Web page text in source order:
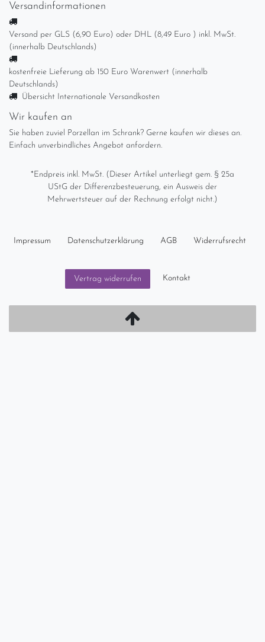
Versandinformationen
Versand per GLS (6,90 Euro) oder DHL (8,49 Euro ) inkl. MwSt.
(innerhalb Deutschlands)
kostenfreie Lieferung ab 150 Euro Warenwert (innerhalb
Deutschlands)
Übersicht Internationale Versandkosten
Wir kaufen an
Sie haben zuviel Porzellan im Schrank? Gerne kaufen wir dieses an.
Einfach unverbindliches Angebot anfordern.
*Endpreis inkl. MwSt. (Dieser Artikel unterliegt gem. § 25a
UStG der Differenzbesteuerung, ein Ausweis der
Mehrwertsteuer auf der Rechnung erfolgt nicht.)
Impressum Daten­schutz­erklärung AGB Widerrufs­recht
Vertrag widerrufen Kontakt